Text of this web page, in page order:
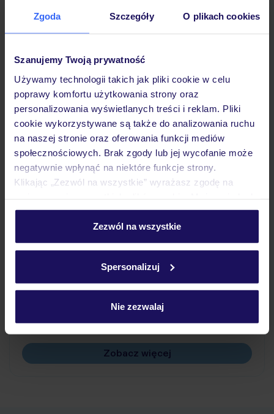
Zgoda Szczegóły O plikach cookies
Szanujemy Twoją prywatność
Używamy technologii takich jak pliki cookie w celu
poprawy komfortu użytkowania strony oraz
personalizowania wyświetlanych treści i reklam. Pliki
cookie wykorzystywane są także do analizowania ruchu
na naszej stronie oraz oferowania funkcji mediów
społecznościowych. Brak zgody lub jej wycofanie może
negatywnie wpłynąć na niektóre funkcje strony.
Klikając „Zezwól na wszystkie” wyrażasz zgodę na
personalizować swój wybór wchodząc w zakładkę
Szczegółowe informacje o plikach cookie znajdziesz
Zezwól na wszystkie
Spersonalizuj
Nie zezwalaj
Opinie
Pokoje
Wyżywienie
Atrakcje
Ważne informacje
Często zadawane pytania
Jak zmienić uczestników/osobę zgłaszającą?
Czy w Hotelu będzie przedstawiciel TUI?
Zobacz więcej